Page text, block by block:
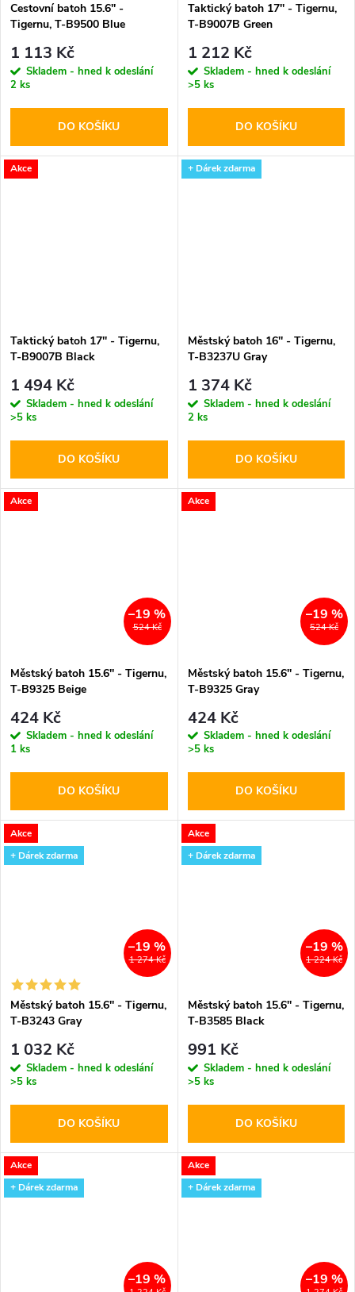
Cestovní batoh 15.6'' -
Tigernu, T-B9500 Blue
1 113 Kč
Skladem - hned k odeslání
2 ks
DO KOŠÍKU
Taktický batoh 17'' - Tigernu,
T-B9007B Green
1 212 Kč
Skladem - hned k odeslání
>5 ks
DO KOŠÍKU
Akce
Taktický batoh 17'' - Tigernu,
T-B9007B Black
1 494 Kč
Skladem - hned k odeslání
>5 ks
DO KOŠÍKU
+ Dárek zdarma
Městský batoh 16'' - Tigernu,
T-B3237U Gray
1 374 Kč
Skladem - hned k odeslání
2 ks
DO KOŠÍKU
Akce
524 Kč
–19 %
Městský batoh 15.6'' - Tigernu,
T-B9325 Beige
424 Kč
Skladem - hned k odeslání
1 ks
DO KOŠÍKU
Akce
524 Kč
–19 %
Městský batoh 15.6'' - Tigernu,
T-B9325 Gray
424 Kč
Skladem - hned k odeslání
>5 ks
DO KOŠÍKU
Akce
+ Dárek zdarma
1 274 Kč
–19 %
Městský batoh 15.6'' - Tigernu,
T-B3243 Gray
1 032 Kč
Skladem - hned k odeslání
>5 ks
DO KOŠÍKU
Akce
+ Dárek zdarma
1 224 Kč
–19 %
Městský batoh 15.6'' - Tigernu,
T-B3585 Black
991 Kč
Skladem - hned k odeslání
>5 ks
DO KOŠÍKU
Akce
+ Dárek zdarma
–19 %
Akce
+ Dárek zdarma
–19 %